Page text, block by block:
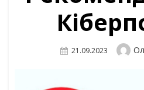
Posted
21.09.2023